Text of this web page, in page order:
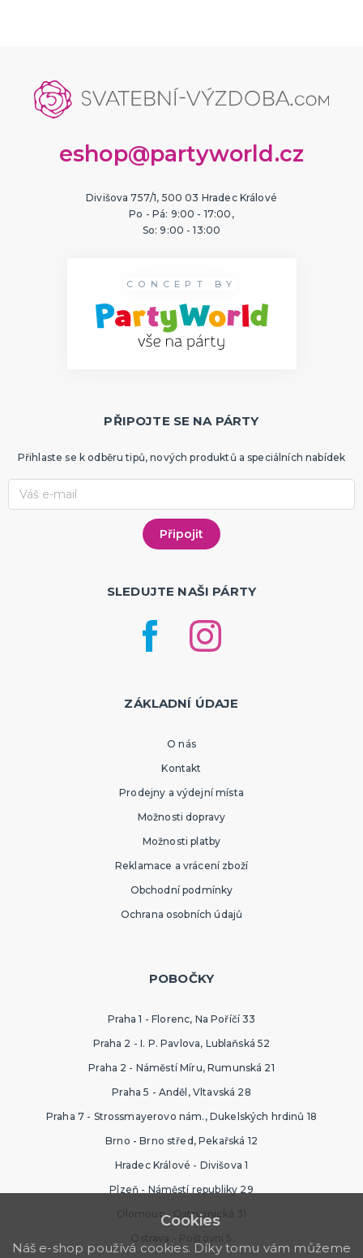
eshop@partyworld.cz
Divišova 757/1, 500 03 Hradec Králové
Po - Pá: 9:00 - 17:00,
So: 9:00 - 13:00
CONCEPT BY
PŘIPOJTE SE NA PÁRTY
Přihlaste se k odběru tipů, nových produktů a speciálních nabídek
SLEDUJTE NAŠI PÁRTY
ZÁKLADNÍ ÚDAJE
O nás
Kontakt
Prodejny a výdejní místa
Možnosti dopravy
Možnosti platby
Reklamace a vrácení zboží
Obchodní podmínky
Ochrana osobních údajů
POBOČKY
Praha 1 - Florenc, Na Poříčí 33
Praha 2 - I. P. Pavlova, Lublaňská 52
Praha 2 - Náměstí Míru, Rumunská 21
Praha 5 - Anděl, Vltavská 28
Praha 7 - Strossmayerovo nám., Dukelských hrdinů 18
Brno - Brno střed, Pekařská 12
Hradec Králové - Divišova 1
Plzeň - Náměstí republiky 29
Olomouc - Ostružnická 31
Ostrava - Poštovní 5
Cookies
Náš e-shop používá cookies. Díky tomu vám můžeme